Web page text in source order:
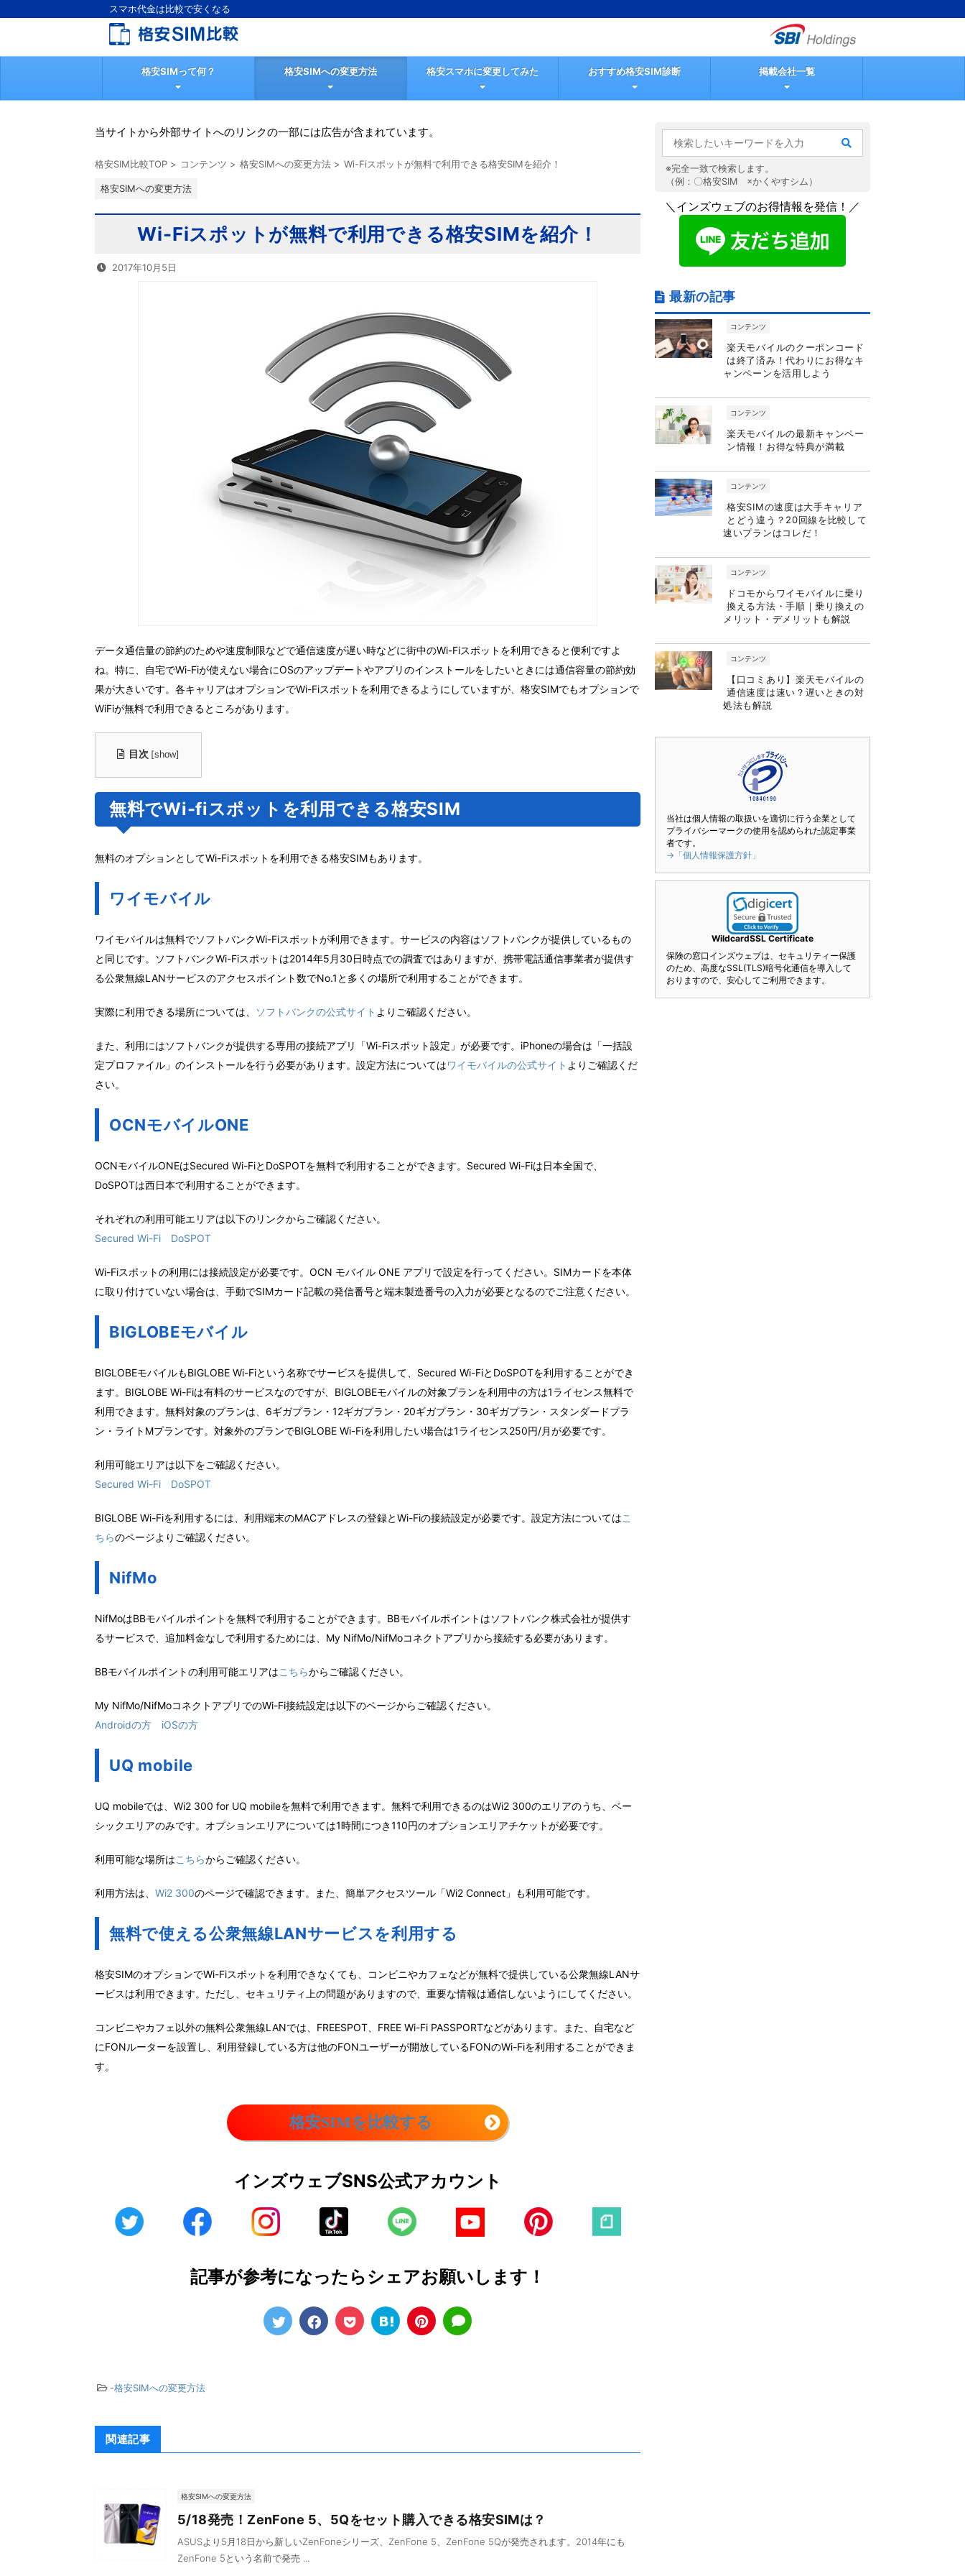
スマホ代金は比較で安くなる
格安SIMって何？ 格安SIMへの変更方法 格安スマホに変更してみた おすすめ格安SIM診断 掲載会社一覧
当サイトから外部サイトへのリンクの一部には広告が含まれています。
格安SIM比較TOP > コンテンツ > 格安SIMへの変更方法 > Wi-Fiスポットが無料で利用できる格安SIMを紹介！
格安SIMへの変更方法
Wi-Fiスポットが無料で利用できる格安SIMを紹介！
2017年10月5日
データ通信量の節約のためや速度制限などで通信速度が遅い時などに街中のWi-Fiスポットを利用できると便利ですよ
ね。特に、自宅でWi-Fiが使えない場合にOSのアップデートやアプリのインストールをしたいときには通信容量の節約効
果が大きいです。各キャリアはオプションでWi-Fiスポットを利用できるようにしていますが、格安SIMでもオプションで
WiFiが無料で利用できるところがあります。
目次 [show]
無料でWi-fiスポットを利用できる格安SIM
無料のオプションとしてWi-Fiスポットを利用できる格安SIMもあります。
ワイモバイル
ワイモバイルは無料でソフトバンクWi-Fiスポットが利用できます。サービスの内容はソフトバンクが提供しているもの
と同じです。ソフトバンクWi-Fiスポットは2014年5月30日時点での調査ではありますが、携帯電話通信事業者が提供す
る公衆無線LANサービスのアクセスポイント数でNo.1と多くの場所で利用することができます。
実際に利用できる場所については、 ソフトバンクの公式サイト よりご確認ください。
また、利用にはソフトバンクが提供する専用の接続アプリ「Wi-Fiスポット設定」が必要です。iPhoneの場合は「一括設
定プロファイル」のインストールを行う必要があります。設定方法についてはワイモバイルの公式サイト よりご確認くだ
さい。
OCNモバイルONE
OCNモバイルONEはSecured Wi-FiとDoSPOTを無料で利用することができます。Secured Wi-Fiは日本全国で、
DoSPOTは西日本で利用することができます。
それぞれの利用可能エリアは以下のリンクからご確認ください。
Secured Wi-Fi
DoSPOT
Wi-Fiスポットの利用には接続設定が必要です。OCN モバイル ONE アプリで設定を行ってください。SIMカードを本体
に取り付けていない場合は、手動でSIMカード記載の発信番号と端末製造番号の入力が必要となるのでご注意ください。
BIGLOBEモバイル
BIGLOBEモバイルもBIGLOBE Wi-Fiという名称でサービスを提供して、Secured Wi-FiとDoSPOTを利用することができ
ます。BIGLOBE Wi-Fiは有料のサービスなのですが、BIGLOBEモバイルの対象プランを利用中の方は1ライセンス無料で
利用できます。無料対象のプランは、6ギガプラン・12ギガプラン・20ギガプラン・30ギガプラン・スタンダードプラ
ン・ライトMプランです。対象外のプランでBIGLOBE Wi-Fiを利用したい場合は1ライセンス250円/月が必要です。
利用可能エリアは以下をご確認ください。
Secured Wi-Fi
DoSPOT
BIGLOBE Wi-Fiを利用するには、利用端末のMACアドレスの登録とWi-Fiの接続設定が必要です。設定方法についてはこ
ちらのページよりご確認ください。
NifMo
NifMoはBBモバイルポイントを無料で利用することができます。BBモバイルポイントはソフトバンク株式会社が提供す
るサービスで、追加料金なしで利用するためには、My NifMo/NifMoコネクトアプリから接続する必要があります。
BBモバイルポイントの利用可能エリアはこちらからご確認ください。
My NifMo/NifMoコネクトアプリでのWi-Fi接続設定は以下のページからご確認ください。
Androidの方
iOSの方
UQ mobile
UQ mobileでは、Wi2 300 for UQ mobileを無料で利用できます。無料で利用できるのはWi2 300のエリアのうち、ベー
シックエリアのみです。オプションエリアについては1時間につき110円のオプションエリアチケットが必要です。
利用可能な場所はこちらからご確認ください。
利用方法は、 Wi2 300のページで確認できます。また、簡単アクセスツール「Wi2 Connect」も利用可能です。
無料で使える公衆無線LANサービスを利用する
格安SIMのオプションでWi-Fiスポットを利用できなくても、コンビニやカフェなどが無料で提供している公衆無線LANサ
ービスは利用できます。ただし、セキュリティ上の問題がありますので、重要な情報は通信しないようにしてください。
コンビニやカフェ以外の無料公衆無線LANでは、FREESPOT、FREE Wi-Fi PASSPORTなどがあります。また、自宅など
にFONルーターを設置し、利用登録している方は他のFONユーザーが開放しているFONのWi-Fiを利用することができま
す。
格安SIMを比較する
インズウェブSNS公式アカウント
記事が参考になったらシェアお願いします！
-格安SIMへの変更方法
関連記事
格安SIMへの変更方法
5/18発売！ZenFone 5、5Qをセット購入できる格安SIMは？
ASUSより5月18日から新しいZenFoneシリーズ、ZenFone 5、ZenFone 5Qが発売されます。2014年にも
ZenFone 5という名前で発売 ...
※完全一致で検索します。
（例：〇格安SIM ×かくやすシム）
＼インズウェブのお得情報を発信！／
最新の記事
コンテンツ
楽天モバイルのクーポンコード
は終了済み！代わりにお得なキ
ャンペーンを活用しよう
コンテンツ
楽天モバイルの最新キャンペー
ン情報！お得な特典が満載
コンテンツ
格安SIMの速度は大手キャリア
とどう違う？20回線を比較して
速いプランはコレだ！
コンテンツ
ドコモからワイモバイルに乗り
換える方法・手順｜乗り換えの
メリット・デメリットも解説
コンテンツ
【口コミあり】楽天モバイルの
通信速度は速い？遅いときの対
処法も解説
当社は個人情報の取扱いを適切に行う企業として
プライバシーマークの使用を認められた認定事業
者です。
→「個人情報保護方針」
WildcardSSL Certificate
保険の窓口インズウェブは、セキュリティー保護
のため、高度なSSL(TLS)暗号化通信を導入して
おりますので、安心してご利用できます。